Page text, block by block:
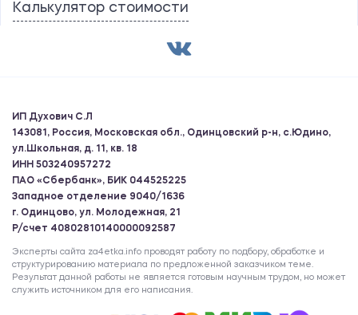
Калькулятор стоимости
ИП Духович С.Л
143081, Россия, Московская обл., Одинцовский р-н, с.Юдино,
ул.Школьная, д. 11, кв. 18
ИНН 503240957272
ПАО «Сбербанк», БИК 044525225
Западное отделение 9040/1636
г. Одинцово, ул. Молодежная, 21
Р/счет 40802810140000092587
Эксперты сайта za4etka.info проводят работу по подбору, обработке и
структурированию материала по предложенной заказчиком теме.
Результат данной работы не является готовым научным трудом, но может
служить источником для его написания.